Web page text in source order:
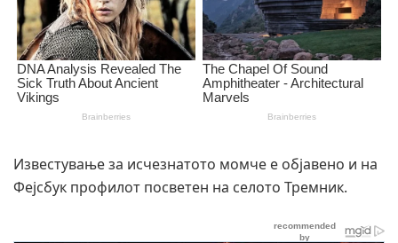
Известување за исчезнатото момче е објавено и на
Фејсбук профилот посветен на селото Тремник.